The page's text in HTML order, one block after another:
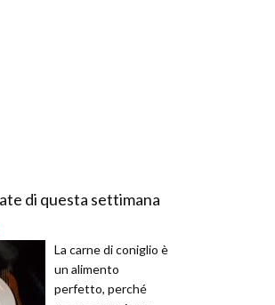
di questa settimana
La carne di coniglio è
un alimento
perfetto, perché